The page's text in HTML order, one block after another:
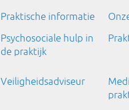
Praktische informatie
Psychosociale hulp in
de praktijk
Veiligheidsadviseur